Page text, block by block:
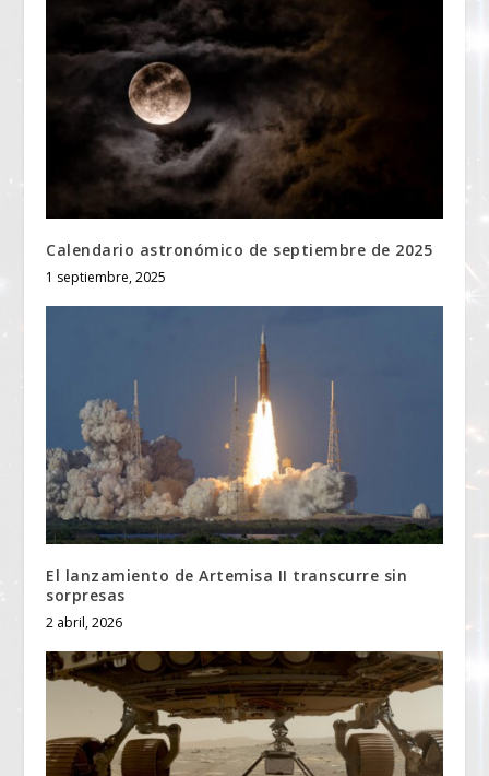
Calendario astronómico de septiembre de 2025
1 septiembre, 2025
El lanzamiento de Artemisa II transcurre sin
sorpresas
2 abril, 2026